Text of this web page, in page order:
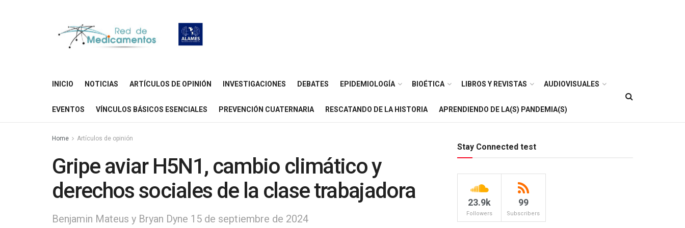
INICIO NOTICIAS ARTÍCULOS DE OPINIÓN INVESTIGACIONES DEBATES EPIDEMIOLOGÍA BIOÉTICA LIBROS Y REVISTAS AUDIOVISUALES
EVENTOS VÍNCULOS BÁSICOS ESENCIALES PREVENCIÓN CUATERNARIA RESCATANDO DE LA HISTORIA APRENDIENDO DE LA(S) PANDEMIA(S)
Home Artículos de opinión
Gripe aviar H5N1, cambio climático y
derechos sociales de la clase trabajadora
Benjamin Mateus y Bryan Dyne 15 de septiembre de 2024
Stay Connected test
23.9k
Followers
99
Subscribers